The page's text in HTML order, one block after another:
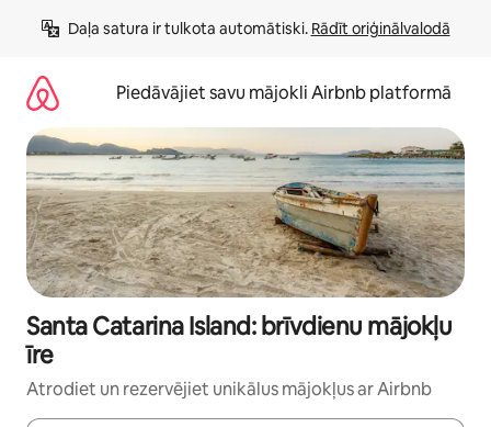
saturu
Daļa satura ir tulkota automātiski. Rādīt oriģinālvalodā
Piedāvājiet savu mājokli Airbnb platformā
Santa Catarina Island: brīvdienu mājokļu
īre
Atrodiet un rezervējiet unikālus mājokļus ar Airbnb